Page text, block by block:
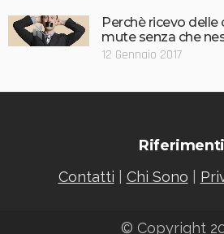
Perchè ricevo
mute senza che
12 Gennaio 2017
Riferimenti
Contatti Chi Sono
© Copyright